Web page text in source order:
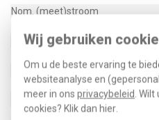
Wij gebruiken
Om u de beste ervaring te
websiteanalyse en
meer in ons privacybeleid .
cookies? Klik dan hier
Nom. (meet)stroom
Aantal ingangen
Aantal polen
Lengte
Materiaal behuizing
Oppervlaktebehandeling contacten